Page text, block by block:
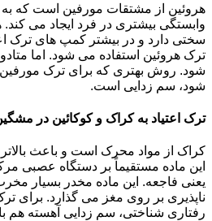
هروئین از مشتقات مورفین است که
وابستگی بیشتری در فرد ایجاد می کند.
سختی دارد و در بیشتر کمپ های ترک
ترک هروئین استفاده می شود. اما
شود. روش بهتری که برای ترک مورفین
شود، سم زدایی است.
ترک اعتیاد به کراک و کوکائین در
کراک از مواد محرک است و باعث
این ماده مستقیماً بر دستگاه عصبی
یعنی فاجعه. این ماده مخدر بسیار
ناپذیری بر روی مغز می گذارد. برای
رفتاری شناختی، سم زدایی آهسته هم